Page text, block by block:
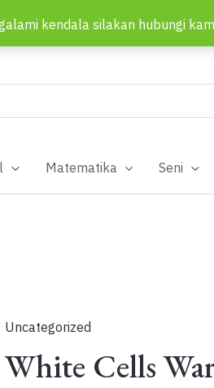
Matematika Seni
Uncategorized
White Cells
kendala silakan hubungi